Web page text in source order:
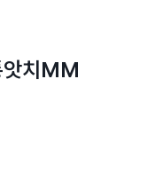
앗치MM